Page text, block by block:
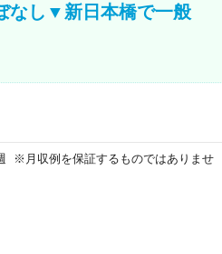
なし▼新日本橋で一般
※月収例を保証するものではありませ